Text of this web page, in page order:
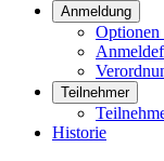
Anmeldung
Optionen
Teilnehmer
Historie